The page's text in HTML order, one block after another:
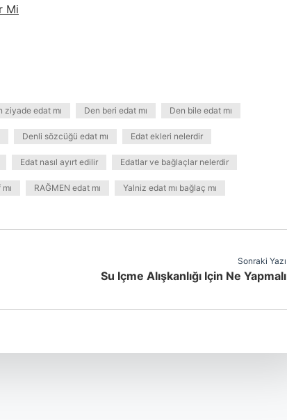
Mi
ziyade edat mı Den beri edat mı Den bile edat mı
Denli sözcüğü edat mı Edat ekleri nelerdir
Edat nasıl ayırt edilir Edatlar ve bağlaçlar nelerdir
RAĞMEN edat mı Yalniz edat mı bağlaç mı
Sonraki Yazı
Su Içme Alışkanlığı Için Ne Yapmalı